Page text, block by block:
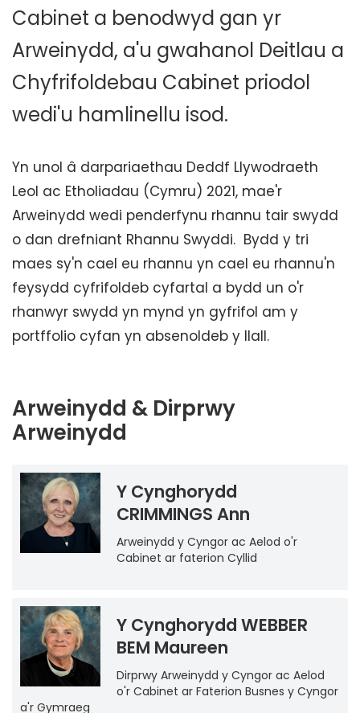
Cabinet a benodwyd gan yr
Arweinydd, a'u gwahanol Deitlau a
Chyfrifoldebau Cabinet priodol
wedi'u hamlinellu isod.
Yn unol â darpariaethau Deddf Llywodraeth
Leol ac Etholiadau (Cymru) 2021, mae'r
Arweinydd wedi penderfynu rhannu tair swydd
o dan drefniant Rhannu Swyddi. Bydd y tri
maes sy'n cael eu rhannu yn cael eu rhannu'n
feysydd cyfrifoldeb cyfartal a bydd un o'r
rhanwyr swydd yn mynd yn gyfrifol am y
portffolio cyfan yn absenoldeb y llall.
Arweinydd & Dirprwy
Arweinydd
Y Cynghorydd
CRIMMINGS Ann
Arweinydd y Cyngor ac Aelod o'r
Cabinet ar faterion Cyllid
Y Cynghorydd WEBBER
BEM Maureen
Dirprwy Arweinydd y Cyngor ac Aelod
o'r Cabinet ar Faterion Busnes y Cyngor
a'r Gymraeg